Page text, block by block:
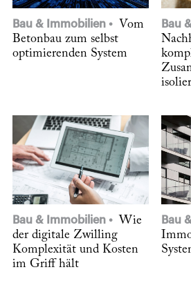
Bau & Immobilien
Vom
Betonbau zum selbst
optimierenden System
Bau
Bau & Immobilien
Wie
der digitale Zwilling
Komplexität und Kosten
im Griff hält
Bau